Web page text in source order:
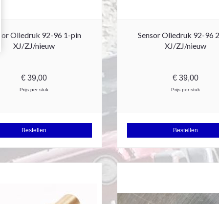
Oliedruk 92-96 1-pin
XJ/ZJ/nieuw
€39,00
Prijs per stuk
Bestellen
Sensor Oliedruk 92-96
XJ/ZJ/nieuw
€39,00
Prijs per stuk
Bestellen